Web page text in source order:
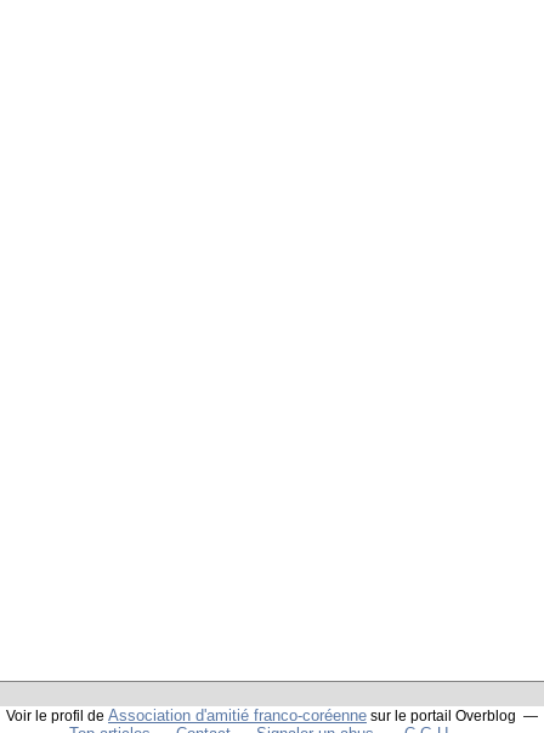
Voir le profil de Association d'amitié franco-coréenne sur le portail Overblog